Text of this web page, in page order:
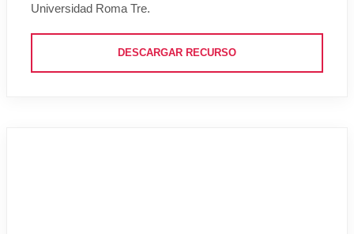
Universidad Roma Tre.
DESCARGAR RECURSO